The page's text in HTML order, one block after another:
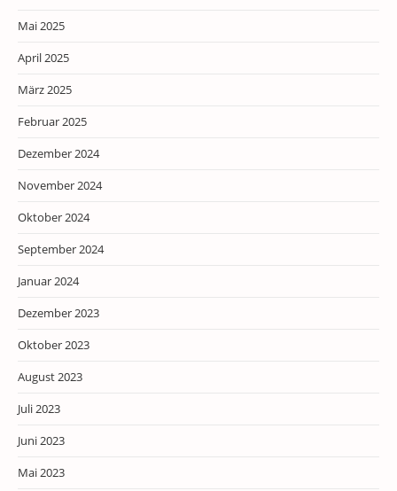
Mai 2025
April 2025
März 2025
Februar 2025
Dezember 2024
November 2024
Oktober 2024
September 2024
Januar 2024
Dezember 2023
Oktober 2023
August 2023
Juli 2023
Juni 2023
Mai 2023